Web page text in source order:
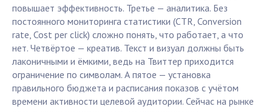
повышает эффективность. Третье — аналитика. Без
постоянного мониторинга статистики (CTR, Conversion
rate, Cost per click) сложно понять, что работает, а что
нет. Четвёртое — креатив. Текст и визуал должны быть
лаконичными и ёмкими, ведь на Твиттер приходится
ограничение по символам. А пятое — установка
правильного бюджета и расписания показов с учётом
времени активности целевой аудитории. Сейчас на рынке